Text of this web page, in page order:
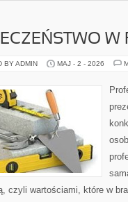
W
BY ADMIN MAJ - 2 - 2026
czyli wartościami, które w